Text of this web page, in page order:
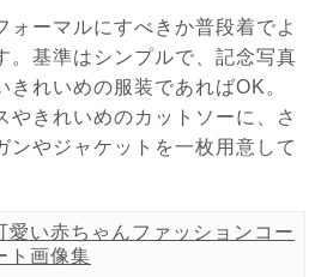
ォーマルにすべきか普段着でよ
。基準はシンプルで、記念写真
れいめの服装であればOK。
やきれいめのカットソーに、さ
ンやジャケットを一枚用意して
愛い赤ちゃんファッションコー
ト画像集